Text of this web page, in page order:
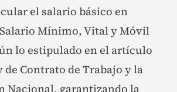
el salario básico en
Mínimo, Vital y Móvil
lo estipulado en el artículo
de Contrato de Trabajo y la
Nacional, garantizando la